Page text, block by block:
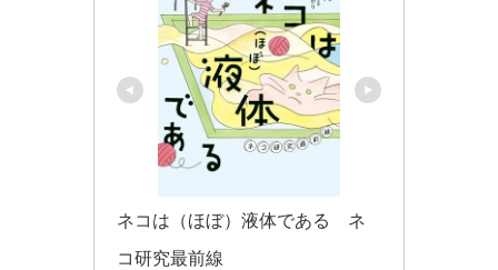
ネコは（ほぼ）液体である　ネ
コ研究最前線